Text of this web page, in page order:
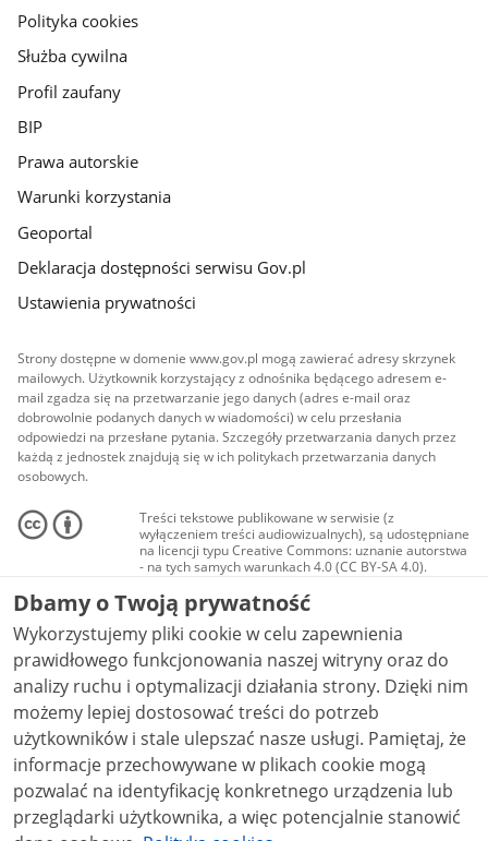
gov.pl
Polityka cookies
Służba cywilna
Profil zaufany
BIP
Prawa autorskie
Warunki korzystania
Geoportal
Deklaracja dostępności serwisu Gov.pl
Ustawienia prywatności
Strony dostępne w domenie www.gov.pl mogą zawierać adresy skrzynek
mailowych. Użytkownik korzystający z odnośnika będącego adresem e-
mail zgadza się na przetwarzanie jego danych (adres e-mail oraz
dobrowolnie podanych danych w wiadomości) w celu przesłania
odpowiedzi na przesłane pytania. Szczegóły przetwarzania danych przez
każdą z jednostek znajdują się w ich politykach przetwarzania danych
osobowych.
Treści tekstowe publikowane w serwisie (z
wyłączeniem treści audiowizualnych), są udostępniane
na licencji typu Creative Commons: uznanie autorstwa
- na tych samych warunkach 4.0 (CC BY-SA 4.0).
Materiały audiowizualne, w tym zdjęcia, materiały
audio i wideo, są udostępniane na licencji typu
Creative Commons: uznanie autorstwa użycie
niekomercyjne - bez utworów zależnych 4.0 (CC BY-
NC-ND 4.0), o ile nie jest to stwierdzone inaczej.
Dbamy o Twoją prywatność
Wykorzystujemy pliki cookie w celu zapewnienia
prawidłowego funkcjonowania naszej witryny oraz do
analizy ruchu i optymalizacji działania strony. Dzięki nim
możemy lepiej dostosować treści do potrzeb
użytkowników i stale ulepszać nasze usługi. Pamiętaj, że
informacje przechowywane w plikach cookie mogą
pozwalać na identyfikację konkretnego urządzenia lub
przeglądarki użytkownika, a więc potencjalnie stanowić